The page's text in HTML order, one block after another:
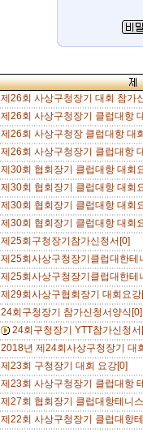
제26회 사상구청장기 대회 참가
제26회 사상구청장기 클럽대항
제26회 사상구청장 클럽대항 대
제26회 사상구청장기 클럽대항
제30회 협회장기 클럽대항 대회
제30회 협회장기 클럽대항 대회
제30회 협회장기 클럽대항 대회
제30회 협회장기 클럽대항 대회
제25회구청장기참가신청서[0]
제25회사상구청장기클럽대한테
제25회사상구청장기클럽대한테
제29회사상구협회장기 대회요강
24회구청장기 참가신청서양식[0]
24회구청장기 YTT참가신청서
2018년 제24회사상구청장기 대
제23회 구청장기 대회 요강[0]
제23회 사상구청장기 클럽대항
제27회 협회장기 클럽대항테니
제22회 사상구청장기 클럽대항